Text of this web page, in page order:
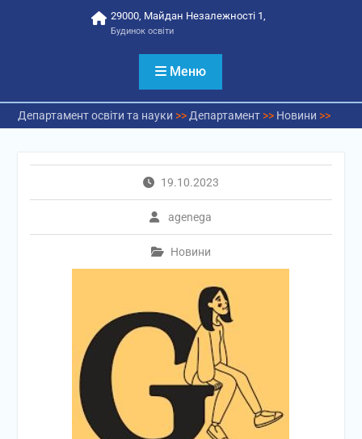
29000, Майдан Незалежності 1,
Будинок освіти
Меню
Департамент освіти та науки >> Департамент>> Новини >>
19.10.2023
agenega
Новини